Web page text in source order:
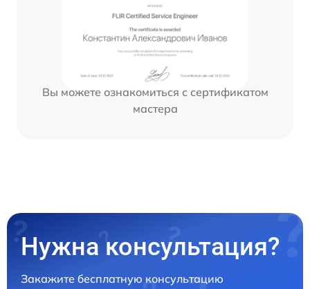
Вы можете ознакомиться с сертификатом
мастера
Нужна консультация?
Закажите бесплатную консультацию